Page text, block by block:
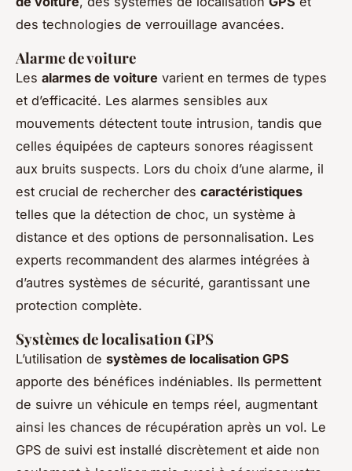
des technologies de verrouillage avancées.
Alarme de voiture
Les alarmes de voiture varient en termes de types
et d’efficacité. Les alarmes sensibles aux
mouvements détectent toute intrusion, tandis que
celles équipées de capteurs sonores réagissent
aux bruits suspects. Lors du choix d’une alarme, il
est crucial de rechercher des caractéristiques
telles que la détection de choc, un système à
distance et des options de personnalisation. Les
experts recommandent des alarmes intégrées à
d’autres systèmes de sécurité, garantissant une
protection complète.
Systèmes de localisation GPS
L’utilisation de systèmes de localisation GPS
apporte des bénéfices indéniables. Ils permettent
de suivre un véhicule en temps réel, augmentant
ainsi les chances de récupération après un vol. Le
GPS de suivi est installé discrètement et aide non